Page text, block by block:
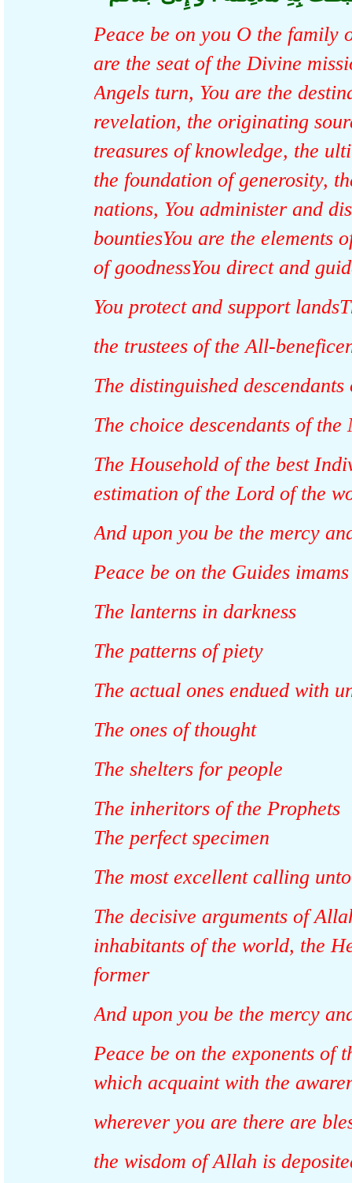
Peace be on you O the
are the seat of the Divine
Angels turn, You are the
revelation, the originating
treasures of knowledge, the
the foundation of
nations, You administer and
bountiesYou are the
of goodnessYou direct and
You protect and support
the trustees of the All-
The distinguished
The choice descendants of
The Household of the best
estimation of the Lord of the
And upon you be the mercy
Peace be on the Guides
The lanterns in darkness
The patterns of piety
The actual ones endued
The ones of thought
The shelters for people
The inheritors of the
The perfect specimen
The most excellent calling
The decisive arguments of
inhabitants of the world, the
former
And upon you be the mercy
Peace be on the exponents
which acquaint with the
wherever you are there are
the wisdom of Allah is